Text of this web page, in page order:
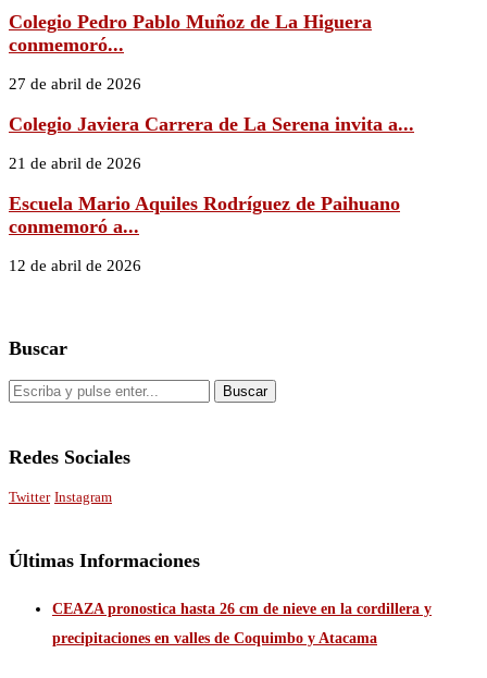
Colegio Pedro Pablo Muñoz de La Higuera
conmemoró...
27 de abril de 2026
Colegio Javiera Carrera de La Serena invita a...
21 de abril de 2026
Escuela Mario Aquiles Rodríguez de Paihuano
conmemoró a...
12 de abril de 2026
Buscar
Redes Sociales
Twitter Instagram
Últimas Informaciones
CEAZA pronostica hasta 26 cm de nieve en la cordillera y
precipitaciones en valles de Coquimbo y Atacama